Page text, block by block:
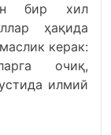
бир хил
ҳақида
керак:
очиқ,
илмий